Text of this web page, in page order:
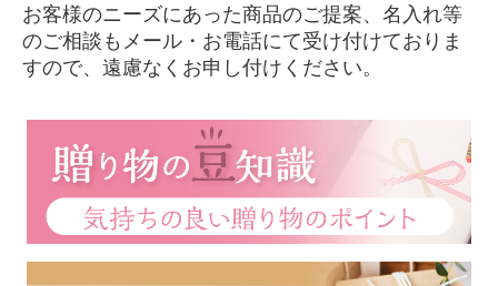
お客様のニーズにあった商品のご提案、名入れ等
のご相談もメール・お電話にて受け付けておりま
すので、遠慮なくお申し付けください。